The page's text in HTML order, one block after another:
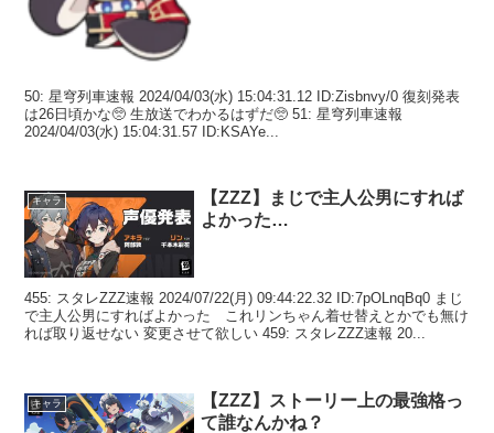
50: 星穹列車速報 2024/04/03(水) 15:04:31.12 ID:Zisbnvy/0 復刻発表
は26日頃かな🥺 生放送でわかるはずだ🥺 51: 星穹列車速報
2024/04/03(水) 15:04:31.57 ID:KSAYe...
キャラ
【ZZZ】まじで主人公男にすれば
よかった…
455: スタレZZZ速報 2024/07/22(月) 09:44:22.32 ID:7pOLnqBq0 まじ
で主人公男にすればよかった これリンちゃん着せ替えとかでも無け
れば取り返せない 変更させて欲しい 459: スタレZZZ速報 20...
キャラ
【ZZZ】ストーリー上の最強格っ
て誰なんかね？